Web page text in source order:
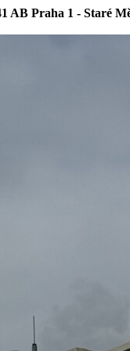
AB Praha 1 - Staré